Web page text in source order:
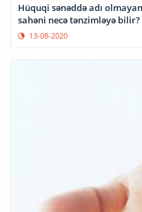
Hüquqi sənəddə adı
sahəni necə tənzimləyə bilir?
13-08-2020